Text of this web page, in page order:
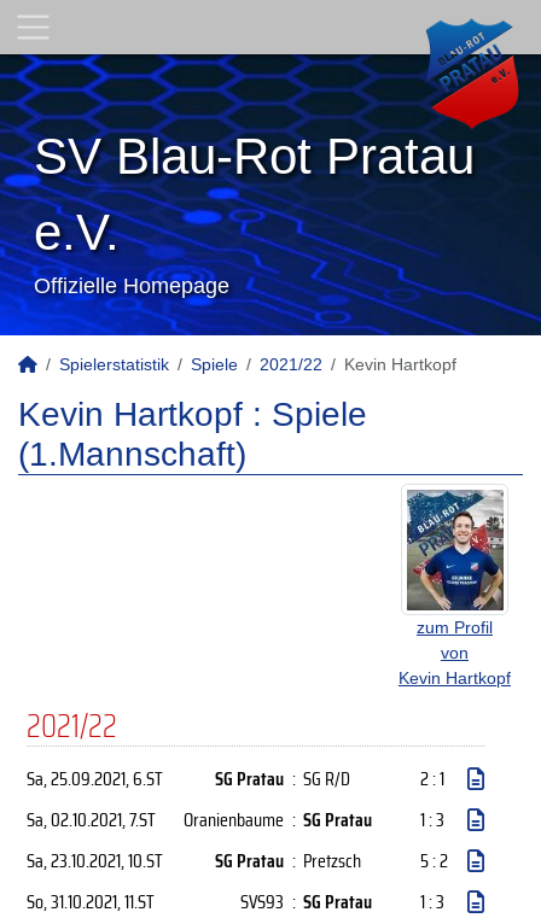
SV Blau-Rot Pratau
e.V.
Offizielle Homepage
Spielerstatistik Spiele 2021/22 Kevin Hartkopf
Kevin Hartkopf : Spiele
(1.Mannschaft)
zum Profil
von
Kevin Hartkopf
2021/22
Sa, 25.09.2021, 6.ST SG Pratau : SG R/D
2 : 1
Sa, 02.10.2021, 7.ST Oranienbaume : SG Pratau
1 : 3
Sa, 23.10.2021, 10.ST SG Pratau : Pretzsch
5 : 2
So, 31.10.2021, 11.ST SVS93 : SG Pratau
1 : 3